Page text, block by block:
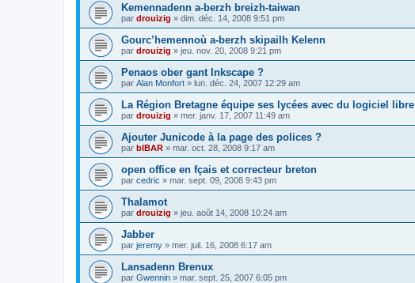
Kemennadenn a-berzh breizh-taiwan
par drouizig » dim. déc. 14, 2008 9:51 pm
Gourc’hemennoù a-berzh skipailh Kelenn
par drouizig » jeu. nov. 20, 2008 9:21 pm
Penaos ober gant Inkscape ?
par Alan Monfort » lun. déc. 24, 2007 12:29 am
La Région Bretagne équipe ses lycées avec du logiciel libre
par drouizig » mer. janv. 17, 2007 11:49 am
Ajouter Junicode à la page des polices ?
par bIBAR » mar. oct. 28, 2008 9:17 am
open office en fçais et correcteur breton
par cedric » mar. sept. 09, 2008 9:43 pm
Thalamot
par drouizig » jeu. août 14, 2008 10:24 am
Jabber
par jeremy » mer. juil. 16, 2008 6:17 am
Lansadenn Brenux
par Gwennin » mar. sept. 25, 2007 6:05 pm